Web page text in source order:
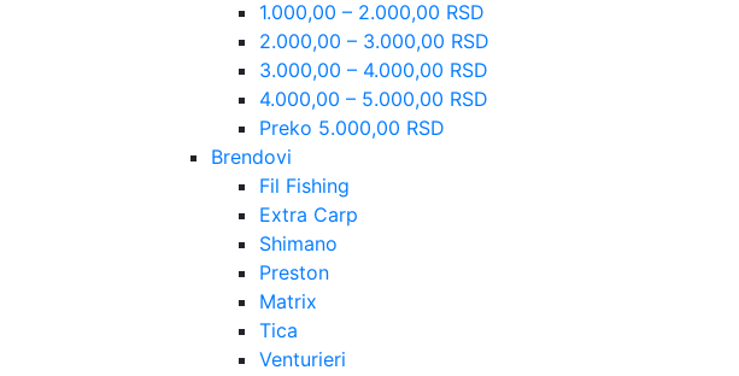
1.000,00 – 2.000,00 RSD
2.000,00 – 3.000,00 RSD
3.000,00 – 4.000,00 RSD
4.000,00 – 5.000,00 RSD
Preko 5.000,00 RSD
Brendovi
Fil Fishing
Extra Carp
Shimano
Preston
Matrix
Tica
Venturieri